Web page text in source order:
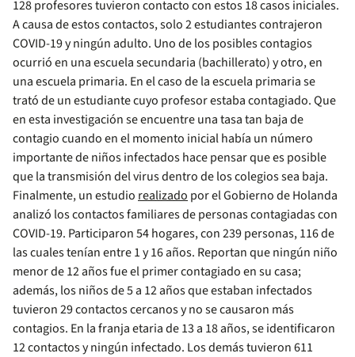
128 profesores tuvieron contacto con estos 18 casos iniciales.
A causa de estos contactos, solo 2 estudiantes contrajeron
COVID-19 y ningún adulto. Uno de los posibles contagios
ocurrió en una escuela secundaria (bachillerato) y otro, en
una escuela primaria. En el caso de la escuela primaria se
trató de un estudiante cuyo profesor estaba contagiado. Que
en esta investigación se encuentre una tasa tan baja de
contagio cuando en el momento inicial había un número
importante de niños infectados hace pensar que es posible
que la transmisión del virus dentro de los colegios sea baja.
Finalmente, un estudio realizado por el Gobierno de Holanda
analizó los contactos familiares de personas contagiadas con
COVID-19. Participaron 54 hogares, con 239 personas, 116 de
las cuales tenían entre 1 y 16 años. Reportan que ningún niño
menor de 12 años fue el primer contagiado en su casa;
además, los niños de 5 a 12 años que estaban infectados
tuvieron 29 contactos cercanos y no se causaron más
contagios. En la franja etaria de 13 a 18 años, se identificaron
12 contactos y ningún infectado. Los demás tuvieron 611